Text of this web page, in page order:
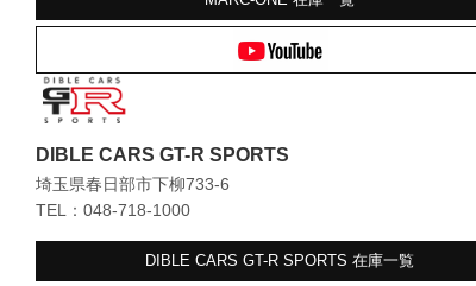
DIBLE CARS GT-R SPORTS
埼玉県春日部市下柳733-6
TEL：048-718-1000
DIBLE CARS GT-R SPORTS在庫一覧